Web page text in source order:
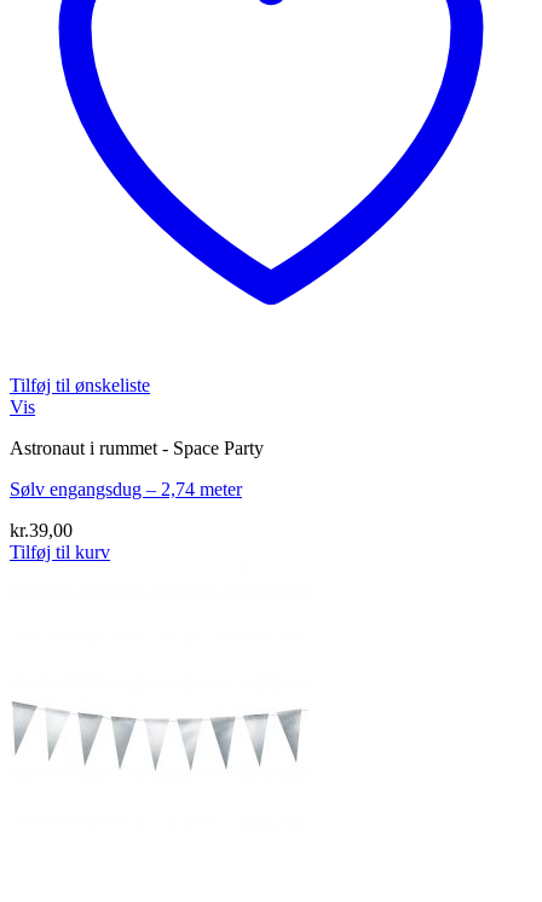
Tilføj til ønskeliste
Vis
Astronaut i rummet - Space Party
Sølv engangsdug – 2,74 meter
kr.39,00
Tilføj til kurv